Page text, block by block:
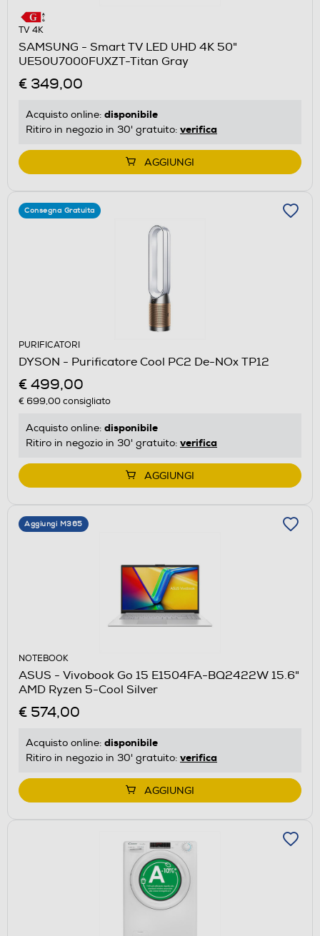
TV 4K
SAMSUNG - Smart TV LED UHD 4K 50"
UE50U7000FUXZT-Titan Gray
€ 349,00
Acquisto online: disponibile
Ritiro in negozio in 30' gratuito: verifica
AGGIUNGI
Consegna Gratuita
PURIFICATORI
DYSON - Purificatore Cool PC2 De-NOx TP12
€ 499,00
€ 699,00consigliato
Acquisto online: disponibile
Ritiro in negozio in 30' gratuito: verifica
AGGIUNGI
Aggiungi M365
NOTEBOOK
ASUS - Vivobook Go 15 E1504FA-BQ2422W 15.6"
AMD Ryzen 5-Cool Silver
€ 574,00
Acquisto online: disponibile
Ritiro in negozio in 30' gratuito: verifica
AGGIUNGI